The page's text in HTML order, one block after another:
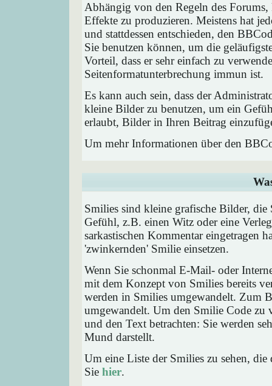
Abhängig von den Regeln des
Effekte zu produzieren. Meistens hat
und stattdessen entschieden, den
Sie benutzen können, um die
Vorteil, dass er sehr einfach zu
Seitenformatunterbrechung immun ist.
Es kann auch sein, dass der
kleine Bilder zu benutzen, um ein
erlaubt, Bilder in Ihren Beitrag
Um mehr Informationen über den
Smilies sind kleine grafische Bilder,
Gefühl, z.B. einen Witz oder eine
sarkastischen Kommentar eingetragen
'zwinkernden' Smilie einsetzen.
Wenn Sie schonmal E-Mail- oder
mit dem Konzept von Smilies bereits
werden in Smilies umgewandelt. Zum
umgewandelt. Um den Smilie Code zu
und den Text betrachten: Sie werden
Mund darstellt.
Um eine Liste der Smilies zu sehen,
Sie hier.